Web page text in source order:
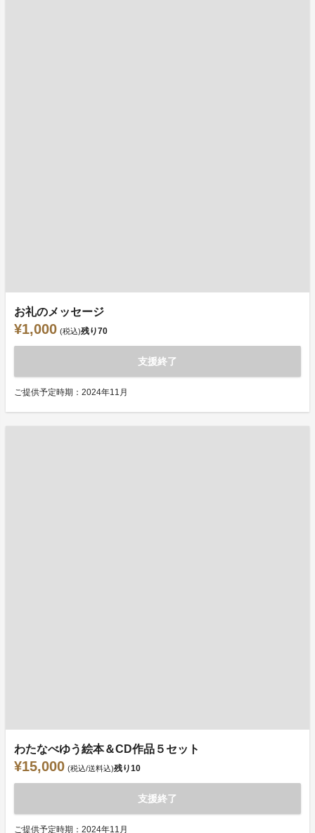
お礼のメッセージ
¥1,000 (税込)残り70
支援終了
ご提供予定時期：2024年11月
わたなべゆう絵本＆CD作品５セット
¥15,000 (税込/送料込)残り10
支援終了
ご提供予定時期：2024年11月